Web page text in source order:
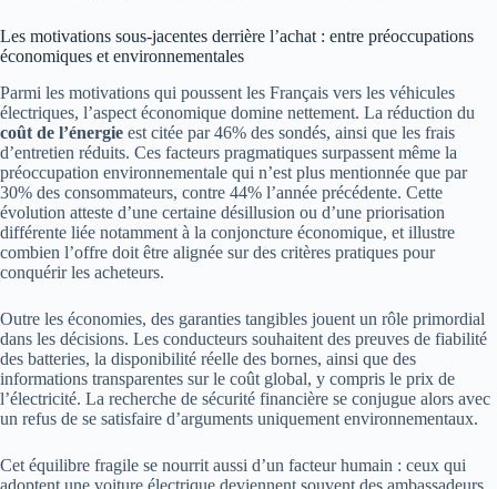
Les motivations sous-jacentes derrière l’achat : entre préoccupations
économiques et environnementales
Parmi les motivations qui poussent les Français vers les véhicules
électriques, l’aspect économique domine nettement. La réduction du
coût de l’énergie est citée par 46% des sondés, ainsi que les frais
d’entretien réduits. Ces facteurs pragmatiques surpassent même la
préoccupation environnementale qui n’est plus mentionnée que par
30% des consommateurs, contre 44% l’année précédente. Cette
évolution atteste d’une certaine désillusion ou d’une priorisation
différente liée notamment à la conjoncture économique, et illustre
combien l’offre doit être alignée sur des critères pratiques pour
conquérir les acheteurs.
Outre les économies, des garanties tangibles jouent un rôle primordial
dans les décisions. Les conducteurs souhaitent des preuves de fiabilité
des batteries, la disponibilité réelle des bornes, ainsi que des
informations transparentes sur le coût global, y compris le prix de
l’électricité. La recherche de sécurité financière se conjugue alors avec
un refus de se satisfaire d’arguments uniquement environnementaux.
Cet équilibre fragile se nourrit aussi d’un facteur humain : ceux qui
adoptent une voiture électrique deviennent souvent des ambassadeurs